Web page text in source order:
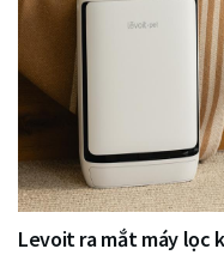
Levoit ra mắt máy lọc